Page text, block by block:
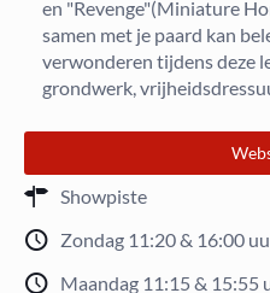
en "Revenge"(Miniature
samen met je paard kan
verwonderen tijdens deze
grondwerk,
Showpiste
Zondag 11:20 & 16:00
Maandag 11:15 & 15:55